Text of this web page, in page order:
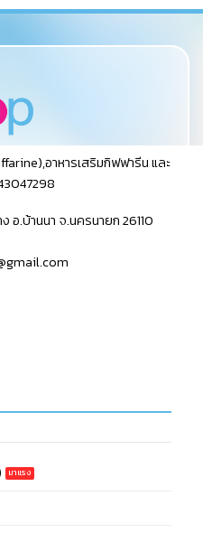
อาหารเสริมกิฟฟารีน และ
อ.บ้านนา จ.นครนายก 26110